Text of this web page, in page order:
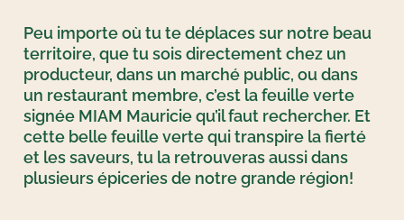
Peu importe où tu te déplaces sur notre beau
territoire, que tu sois directement chez un
producteur, dans un marché public, ou dans
un restaurant membre, c’est la feuille verte
signée MIAM Mauricie qu’il faut rechercher. Et
cette belle feuille verte qui transpire la fierté
et les saveurs, tu la retrouveras aussi dans
plusieurs épiceries de notre grande région!